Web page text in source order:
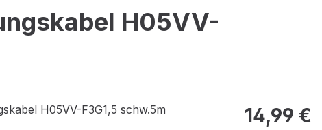
H05VV-
Regulärer Preis:
14,99 €